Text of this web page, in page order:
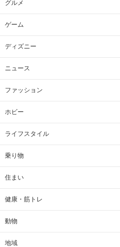
グルメ
ゲーム
ディズニー
ニュース
ファッション
ホビー
ライフスタイル
乗り物
住まい
健康・筋トレ
動物
地域